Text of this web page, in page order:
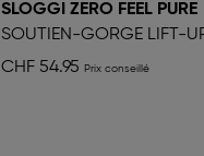
SLOGGI ZERO FEEL PURE
SOUTIEN-GORGE LIFT-
CHF 54.95